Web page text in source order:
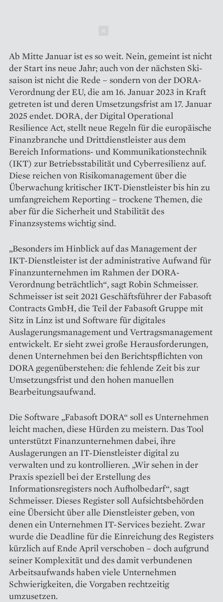
Ab Mitte Januar ist es so weit. Nein, gemeint ist nicht
der Start ins neue Jahr; auch von der nächsten Ski­
saison ist nicht die Rede – sondern von der DORA-
Verordnung der EU, die am 16. Januar 2023 in Kraft
getreten ist und deren Umsetzungsfrist am 17. Januar
2025 endet. DORA, der Digital Operational
Resilience Act, stellt neue Regeln für die europäische
Finanzbranche und Drittdienstleister aus dem
Bereich Informations- und Kommunikationstechnik
(IKT) zur Betriebsstabilität und ­Cyberresilienz auf.
Diese reichen von Risiko­management über die
Überwachung kritischer IKT-Dienstleister bis hin zu
umfangreichem Reporting – trockene Themen, die
aber für die Sicherheit und Stabilität des
Finanzsystems wichtig sind.
„Besonders im Hinblick auf das Management der
IKT-Dienstleister ist der administrative Aufwand für
Finanzunternehmen im Rahmen der DORA-
Verordnung beträchtlich“, sagt Robin Schmeisser.
Schmeisser ist seit 2021 Geschäftsführer der Fabasoft
Contracts GmbH, die Teil der Fabasoft Gruppe mit
Sitz in Linz ist und Software für digitales
Auslagerungsmanagement und Vertragsmanagement
entwickelt. Er sieht zwei große Herausforderungen,
denen Unter­nehmen bei den Berichts­pflichten von
DORA gegenüberstehen: die fehlende Zeit bis zur
Umsetzungsfrist und den hohen manuellen
Bearbeitungsaufwand.
Die Software „Fabasoft DORA“ soll es Unternehmen
leicht machen, diese Hürden zu meistern. Das Tool
unterstützt Finanzunternehmen dabei, ihre
Auslagerungen an IT-Dienstleister digital zu
verwalten und zu kontrollieren. „Wir sehen in der
Praxis speziell bei der Erstellung des
Informationsregisters noch Aufholbedarf“, sagt
Schmeisser. Dieses Register soll Aufsichtsbehörden
eine Übersicht über alle Dienstleister geben, von
denen ein Unternehmen IT-Services bezieht. Zwar
wurde die Deadline für die Einreichung des Registers
kürzlich auf Ende April verschoben – doch aufgrund
seiner Komplexität und des damit verbundenen
Arbeitsaufwands haben viele Unternehmen
Schwierigkeiten, die Vorgaben rechtzeitig
umzusetzen.